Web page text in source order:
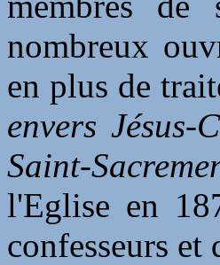
nombreux
en plus de
envers
Saint-
l'Eglise en
confesseurs et